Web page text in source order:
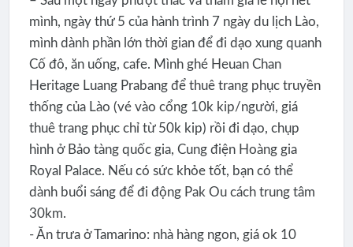
mình, ngày thứ 5 của hành trình 7 ngày du lịch Lào,
mình dành phần lớn thời gian để đi dạo xung quanh
Cố đô, ăn uống, cafe. Mình ghé Heuan Chan
Heritage Luang Prabang để thuê trang phục truyền
thống của Lào (vé vào cổng 10k kip/người, giá
thuê trang phục chỉ từ 50k kip) rồi đi dạo, chụp
hình ở Bảo tàng quốc gia, Cung điện Hoàng gia
Royal Palace. Nếu có sức khỏe tốt, bạn có thể
dành buổi sáng để đi động Pak Ou cách trung tâm
30km.
- Ăn trưa ở Tamarino: nhà hàng ngon, giá ok 10